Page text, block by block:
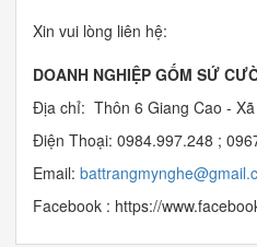
Xin vui lòng liên hệ:
DOANH NGHIỆP GỐM SỨ
Địa chỉ: Thôn 6 Giang Cao -
Điện Thoại: 0984.997.248 ;
Email: b
Facebook : https://